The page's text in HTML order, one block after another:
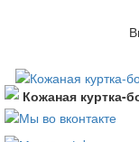
Кожаная куртка-